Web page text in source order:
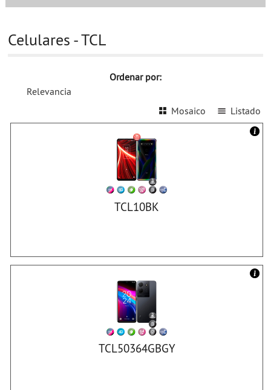
Celulares - TCL
Ordenar por:
Relevancia
Listado
Mosaico
TCL10BK
TCL50364GBGY